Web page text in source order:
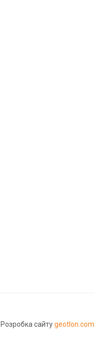
Розробка сайтуgeotlon.com